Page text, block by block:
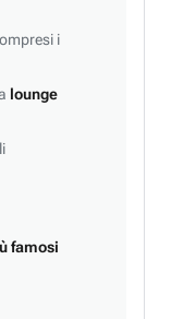
i
lounge
famosi